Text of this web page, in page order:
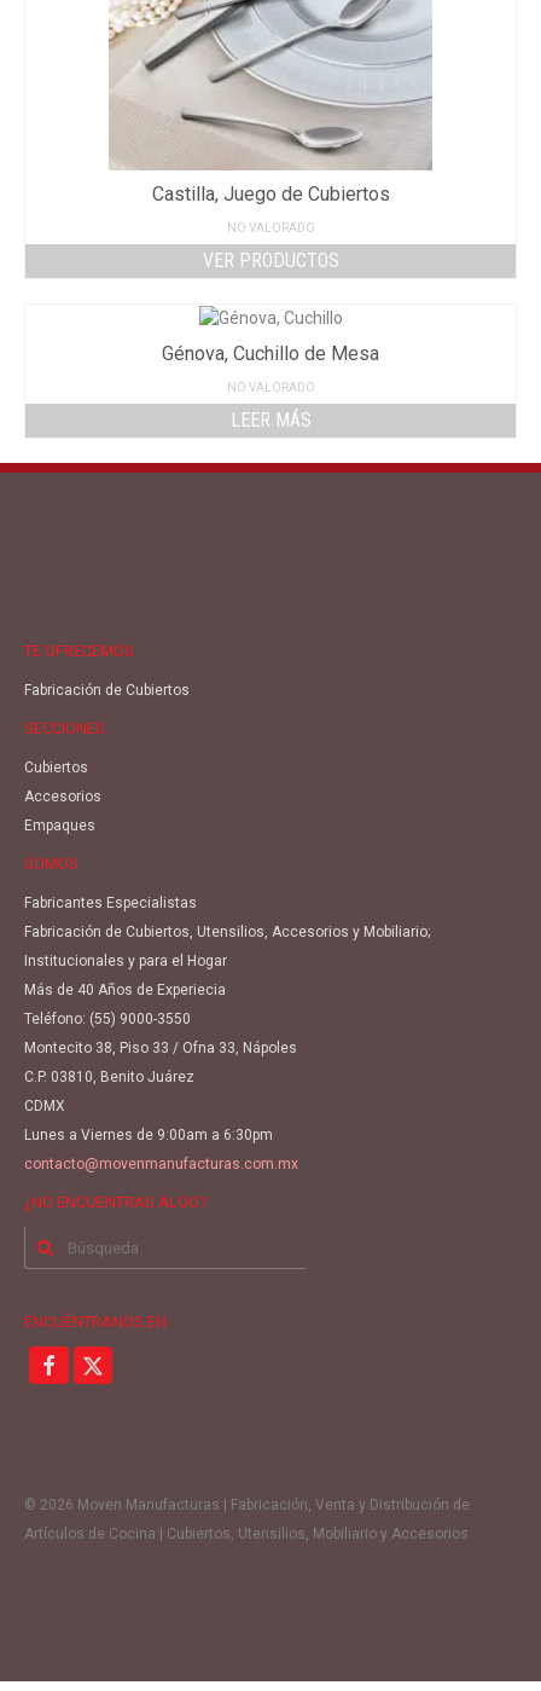
Castilla, Juego de Cubiertos
NO VALORADO
VER PRODUCTOS
Génova, Cuchillo de Mesa
NO VALORADO
LEER MÁS
TE OFRECEMOS
Fabricación de Cubiertos
SECCIONES
Cubiertos
Accesorios
Empaques
SOMOS
Fabricantes Especialistas
Fabricación de Cubiertos, Utensilios, Accesorios y Mobiliario;
Institucionales y para el Hogar
Más de 40 Años de Experiecia
Teléfono: (55) 9000-3550
Montecito 38, Piso 33 / Ofna 33, Nápoles
C.P. 03810, Benito Juárez
CDMX
Lunes a Viernes de 9:00am a 6:30pm
contacto@movenmanufacturas.com.mx
¿NO ENCUENTRAS ALGO?
Buscar
por:
ENCUÉNTRANOS EN
© 2026 Moven Manufacturas | Fabricación, Venta y Distribución de
Artículos de Cocina | Cubiertos, Utensilios, Mobiliario y Accesorios